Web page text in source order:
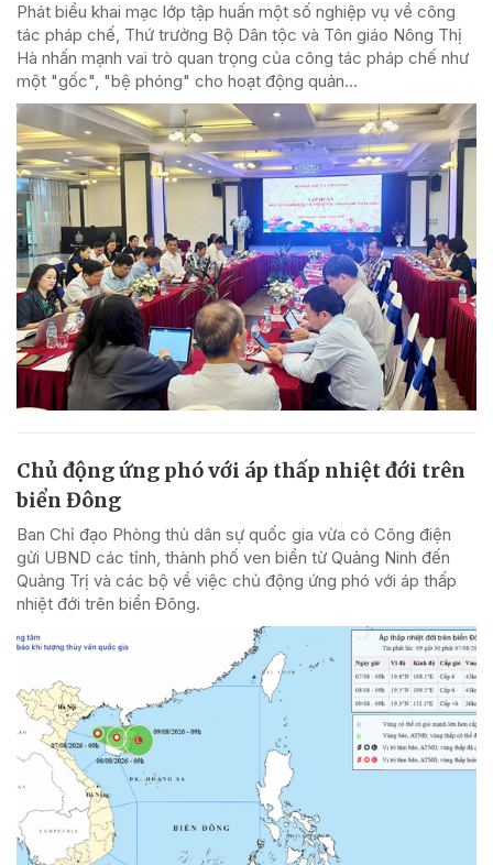
Phát biểu khai mạc lớp tập huấn một số nghiệp vụ về công
tác pháp chế, Thứ trưởng Bộ Dân tộc và Tôn giáo Nông Thị
Hà nhấn mạnh vai trò quan trọng của công tác pháp chế như
một "gốc", "bệ phóng" cho hoạt động quản...
Chủ động ứng phó với áp thấp nhiệt đới trên
biển Đông
Ban Chỉ đạo Phòng thủ dân sự quốc gia vừa có Công điện
gửi UBND các tỉnh, thành phố ven biển từ Quảng Ninh đến
Quảng Trị và các bộ về việc chủ động ứng phó với áp thấp
nhiệt đới trên biển Đông.